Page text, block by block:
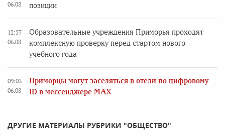
06.08
позиции
12:57
06.08
Образовательные учреждения Приморья проходят
комплексную проверку перед стартом нового
учебного года
09:03
06.08
Приморцы могут заселяться в отели по цифровому
ID в мессенджере MAX
ДРУГИЕ МАТЕРИАЛЫ РУБРИКИ "ОБЩЕСТВО"